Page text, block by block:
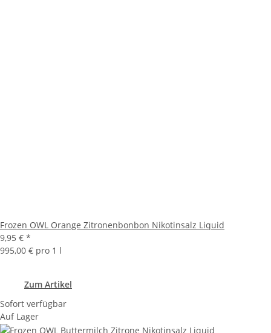
Frozen OWL Orange Zitronenbonbon Nikotinsalz Liquid
9,95 € *
995,00 € pro 1 l
Zum Artikel
Sofort verfügbar
Auf Lager